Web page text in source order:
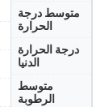
متوسط درجة
الحرارة
درجة الحرارة
الدنيا
متوسط
الرطوبة